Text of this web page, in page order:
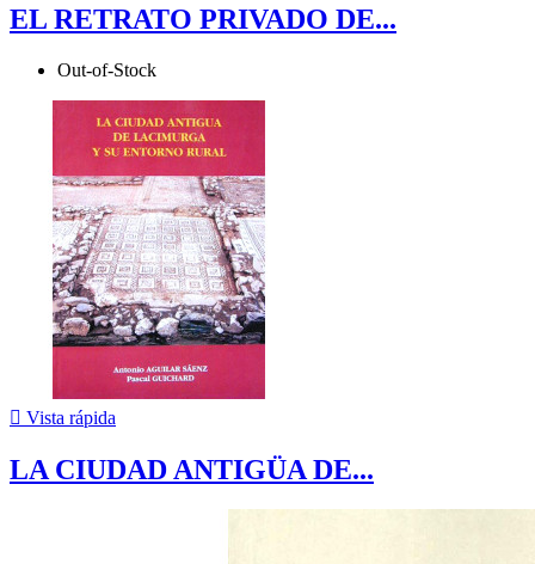
EL RETRATO PRIVADO DE...
Out-of-Stock
 Vista rápida
LA CIUDAD ANTIGÜA DE...